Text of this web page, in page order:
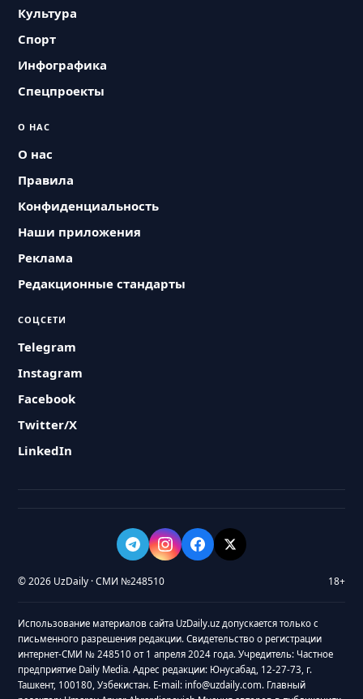
Культура
Спорт
Инфографика
Спецпроекты
О НАС
О нас
Правила
Конфиденциальность
Наши приложения
Реклама
Редакционные стандарты
СОЦСЕТИ
Telegram
Instagram
Facebook
Twitter/X
LinkedIn
© 2026 UzDaily · СМИ №248510 18+
Использование материалов сайта UzDaily.uz допускается только с
письменного разрешения редакции. Свидетельство о регистрации
интернет-СМИ № 248510 от 1 апреля 2024 года. Учредитель: Частное
предприятие Daily Media. Адрес редакции: Юнусабад, 12-27-73, г.
Ташкент, 100180, Узбекистан. E-mail: info@uzdaily.com. Главный